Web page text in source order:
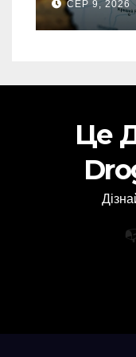
СЕР 9, 2026
Це